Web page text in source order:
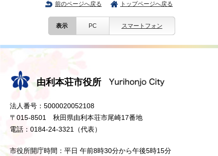
前のページへ戻る トップページへ戻る
表示 PC スマートフォン
由利本荘市役所
法人番号：5000020052108
〒015-8501 秋田県由利本荘市尾崎17番地
電話：0184-24-3321（代表）
市役所開庁時間：平日 午前8時30分から午後5時15分